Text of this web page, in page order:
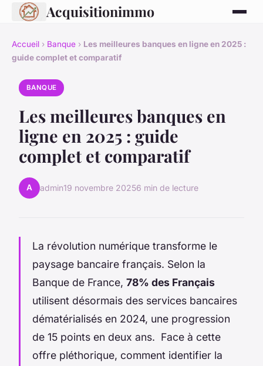
Acquisitionimmo
Accueil › Banque › Les meilleures banques en ligne en 2025 :
guide complet et comparatif
BANQUE
Les meilleures banques en
ligne en 2025 : guide
complet et comparatif
A admin19 novembre 20256 min de lecture
La révolution numérique transforme le
paysage bancaire français. Selon la
Banque de France, 78% des Français
utilisent désormais des services bancaires
dématérialisés en 2024, une progression
de 15 points en deux ans. Face à cette
offre pléthorique, comment identifier la